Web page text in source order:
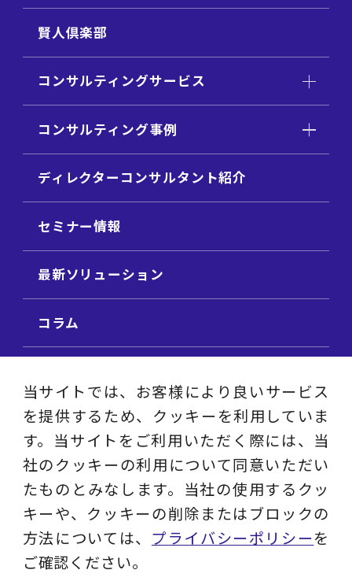
賢人倶楽部
コンサルティングサービス
コンサルティング事例
ディレクターコンサルタント紹介
セミナー情報
最新ソリューション
コラム
ビジネステーマ解説集
動画ライブラリ
採用サイト
プライバシーポリシー
当サイトでは、お客様により良いサービス
を提供するため、クッキーを利用していま
す。当サイトをご利用いただく際には、当
社のクッキーの利用について同意いただい
たものとみなします。当社の使用するクッ
キーや、クッキーの削除またはブロックの
方法については、 プライバシーポリシーを
ご確認ください。